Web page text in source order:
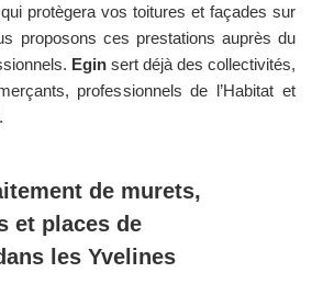
protègera vos toitures et façades sur
proposons ces prestations auprès du
Egin sert déjà des collectivités,
professionnels de l’Habitat et
de murets,
et places de
les Yvelines